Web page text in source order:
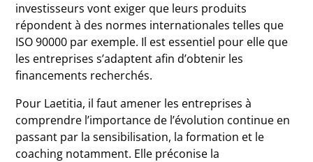
investisseurs vont exiger que leurs produits
répondent à des normes internationales telles que
ISO 90000 par exemple. Il est essentiel pour elle que
les entreprises s’adaptent afin d’obtenir les
financements recherchés.
Pour Laetitia, il faut amener les entreprises à
comprendre l’importance de l’évolution continue en
passant par la sensibilisation, la formation et le
coaching notamment. Elle préconise la